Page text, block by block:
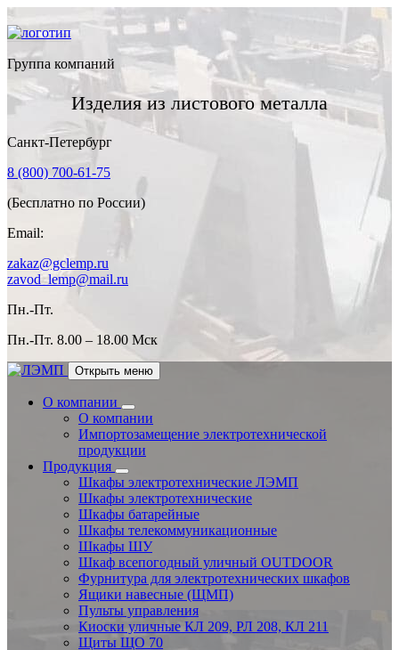
Группа компаний
Изделия из листового металла
Санкт-Петербург
8 (800) 700-61-75
(Бесплатно по России)
Email:
zakaz@gclemp.ru
zavod_lemp@mail.ru
Пн.-Пт.
Пн.-Пт. 8.00 – 18.00 Мск
Открыть меню
О компании
О компании
Импортозамещение электротехнической
продукции
Продукция
Шкафы электротехнические ЛЭМП
Шкафы электротехнические
Шкафы батарейные
Шкафы телекоммуникационные
Шкафы ШУ
Шкаф всепогодный уличный OUTDOOR
Фурнитура для электротехнических шкафов
Ящики навесные (ЩМП)
Пульты управления
Киоски уличные КЛ 209, РЛ 208, КЛ 211
Щиты ЩО 70